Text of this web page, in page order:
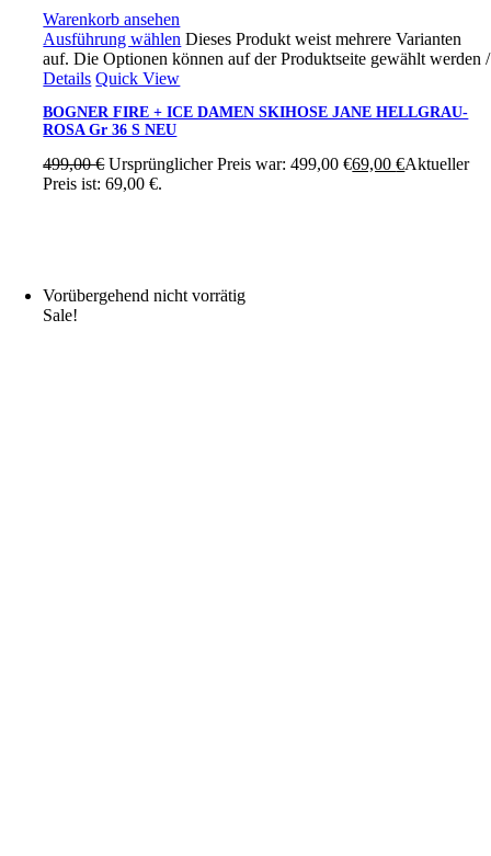
Warenkorb ansehen
Ausführung wählen Dieses Produkt weist mehrere Varianten
auf. Die Optionen können auf der Produktseite gewählt werden/
Details Quick View
BOGNER FIRE + ICE DAMEN SKIHOSE JANE HELLGRAU-
ROSA Gr 36 S NEU
499,00€ Ursprünglicher Preis war: 499,00 €69,00€Aktueller
Preis ist: 69,00 €.
Vorübergehend nicht vorrätig
Sale!